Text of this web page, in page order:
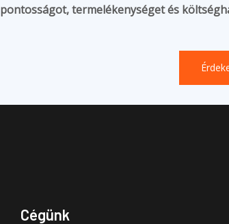
pontosságot, termelékenységet és
Cégünk